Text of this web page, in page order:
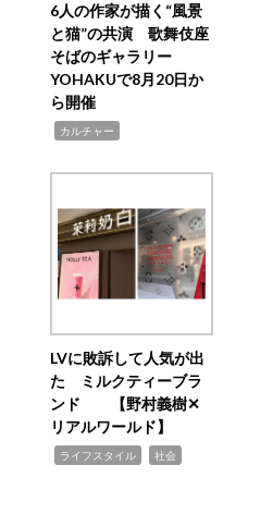
6人の作家が描く“風景
と猫”の共演 歌舞伎座
そばのギャラリー
YOHAKUで8月20日か
ら開催
カルチャー
LVに敗訴して人気が出
た ミルクティーブラ
ンド 【野村義樹✕
リアルワールド】
ライフスタイル 社会